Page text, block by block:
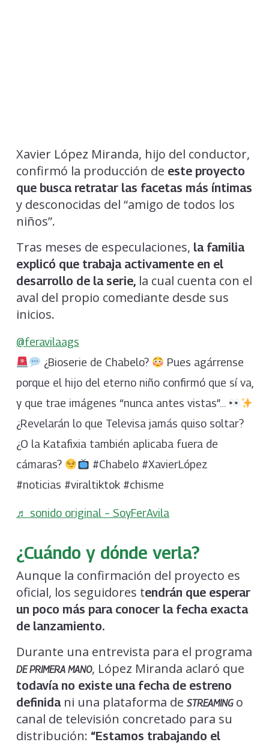
Xavier López Miranda, hijo del conductor,
confirmó la producción de este proyecto
que busca retratar las facetas más íntimas
y desconocidas del “amigo de todos los
niños”.
Tras meses de especulaciones, la familia
explicó que trabaja activamente en el
desarrollo de la serie,la cual cuenta con el
aval del propio comediante desde sus
inicios.
@feravilaags
¿Bioserie de Chabelo?
Pues agárrense
porque el hijo del eterno niño confirmó que sí va,
y que trae imágenes “nunca antes vistas”…
¿Revelarán lo que Televisa jamás quiso soltar?
¿O la Katafixia también aplicaba fuera de
cámaras?
#Chabelo #XavierLópez
#noticias #viraltiktok #chisme
♬ sonido original – SoyFerAvila
¿Cuándo y dónde verla?
Aunque la confirmación del proyecto es
oficial, los seguidores tendrán que esperar
un poco más para conocer la fecha exacta
de lanzamiento.
Durante una entrevista para el programa
DE PRIMERA MANO, López Miranda aclaró que
todavía no existe una fecha de estreno
definida ni una plataforma de STREAMINGo
canal de televisión concretado para su
distribución: “Estamos trabajando el